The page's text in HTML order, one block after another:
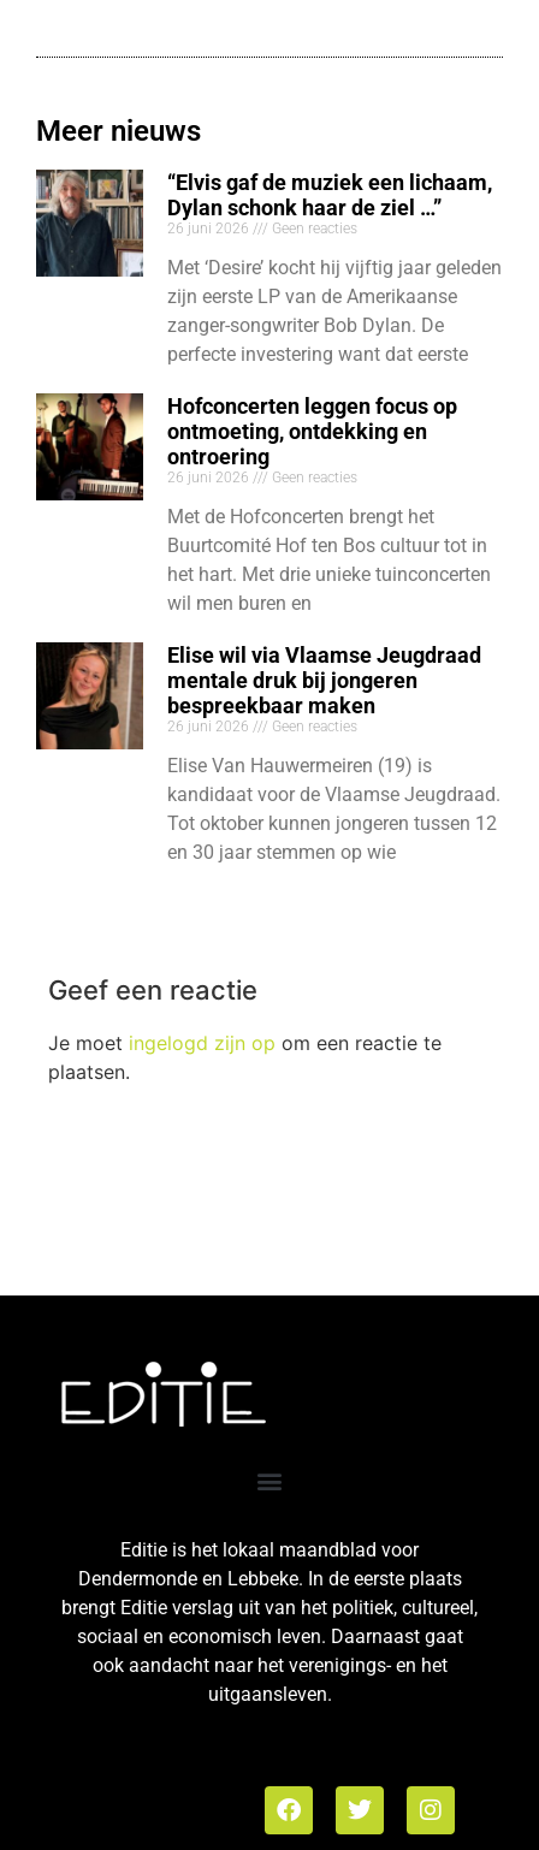
Meer nieuws
“Elvis gaf de muziek een lichaam,
Dylan schonk haar de ziel …”
26 juni 2026 Geen reacties
Met ‘Desire’ kocht hij vijftig jaar geleden
zijn eerste LP van de Amerikaanse
zanger-songwriter Bob Dylan. De
perfecte investering want dat eerste
Hofconcerten leggen focus op
ontmoeting, ontdekking en
ontroering
26 juni 2026 Geen reacties
Met de Hofconcerten brengt het
Buurtcomité Hof ten Bos cultuur tot in
het hart. Met drie unieke tuinconcerten
wil men buren en
Elise wil via Vlaamse Jeugdraad
mentale druk bij jongeren
bespreekbaar maken
26 juni 2026 Geen reacties
Elise Van Hauwermeiren (19) is
kandidaat voor de Vlaamse Jeugdraad.
Tot oktober kunnen jongeren tussen 12
en 30 jaar stemmen op wie
Geef een reactie
Je moet ingelogd zijn op om een reactie te
plaatsen.
Editie is het lokaal maandblad voor
Dendermonde en Lebbeke. In de eerste plaats
brengt Editie verslag uit van het politiek, cultureel,
sociaal en economisch leven. Daarnaast gaat
ook aandacht naar het verenigings- en het
uitgaansleven.